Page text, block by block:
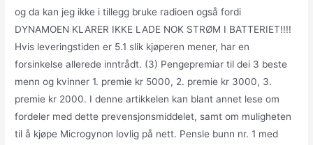
og da kan jeg ikke i tillegg bruke radioen også fordi
DYNAMOEN KLARER IKKE LADE NOK STRØM I BATTERIET!!!!
Hvis leveringstiden er 5.1 slik kjøperen mener, har en
forsinkelse allerede inntrådt. (3) Pengepremiar til dei 3 beste
menn og kvinner 1. premie kr 5000, 2. premie kr 3000, 3.
premie kr 2000. I denne artikkelen kan blant annet lese om
fordeler med dette prevensjonsmiddelet, samt om muligheten
til å kjøpe Microgynon lovlig på nett. Pensle bunn nr. 1 med